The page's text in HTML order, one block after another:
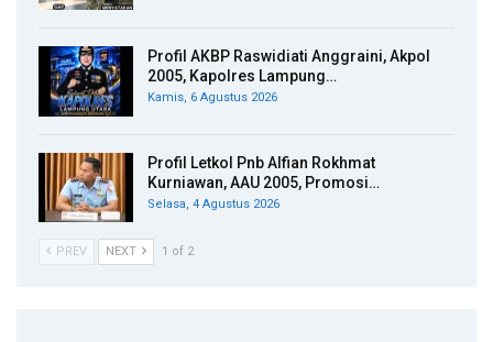
Profil AKBP Raswidiati Anggraini, Akpol
2005, Kapolres Lampung…
Kamis, 6 Agustus 2026
Profil Letkol Pnb Alfian Rokhmat
Kurniawan, AAU 2005, Promosi…
Selasa, 4 Agustus 2026
PREV NEXT 1 of 2